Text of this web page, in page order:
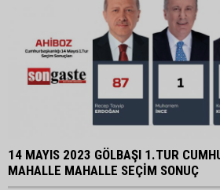
14 MAYIS 2023 GÖLBAŞI 1.TUR
MAHALLE MAHALLE SEÇİM SONUÇ